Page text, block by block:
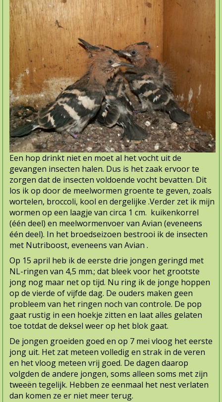
Een hop drinkt niet en moet al het vocht uit de
gevangen insecten halen. Dus is het zaak ervoor te
zorgen dat de insecten voldoende vocht bevatten. Dit
los ik op door de meelwormen groente te geven, zoals
wortelen, broccoli, kool en dergelijke .Verder zet ik mijn
wormen op een laagje van circa 1 cm. kuikenkorrel
(één deel) en meelwormenvoer van Avian (eveneens
één deel). In het broedseizoen bestrooi ik de insecten
met Nutriboost, eveneens van Avian .
Op 15 april heb ik de eerste drie jongen geringd met
NL-ringen van 4,5 mm.; dat bleek voor het grootste
jong nog maar net op tijd. Nu ring ik de jonge hoppen
op de vierde of vijfde dag. De ouders maken geen
probleem van het ringen noch van controle. De pop
gaat rustig in een hoekje zitten en laat alles gelaten
toe totdat de deksel weer op het blok gaat.
De jongen groeiden goed en op 7 mei vloog het eerste
jong uit. Het zat meteen volledig en strak in de veren
en het vloog meteen vrij goed. De dagen daarop
volgden de andere jongen, soms alleen soms met zijn
tweeën tegelijk. Hebben ze eenmaal het nest verlaten
dan komen ze er niet meer terug.